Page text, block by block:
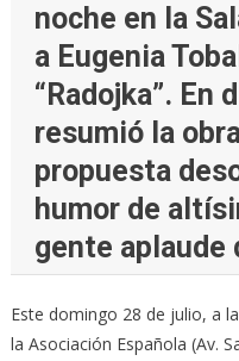
noche en la
a Eugenia
“Radojka”. En
resumió la
propuesta
humor de
gente aplaude
Este domingo 28 de julio, a
la Asociación Española (Av.